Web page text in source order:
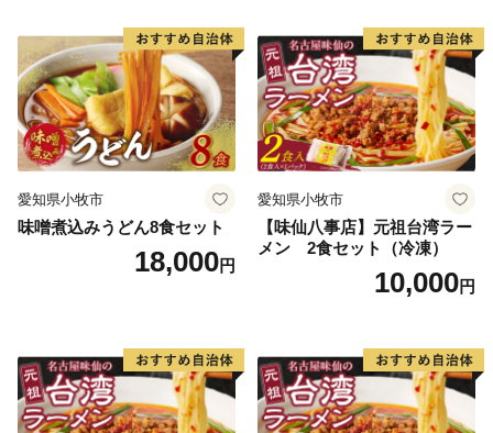
愛知県小牧市
味噌煮込みうどん8食セット
18,000円
愛知県小牧市
【味仙八事店】元祖台湾ラー
メン 2食セット（冷凍）
10,000円